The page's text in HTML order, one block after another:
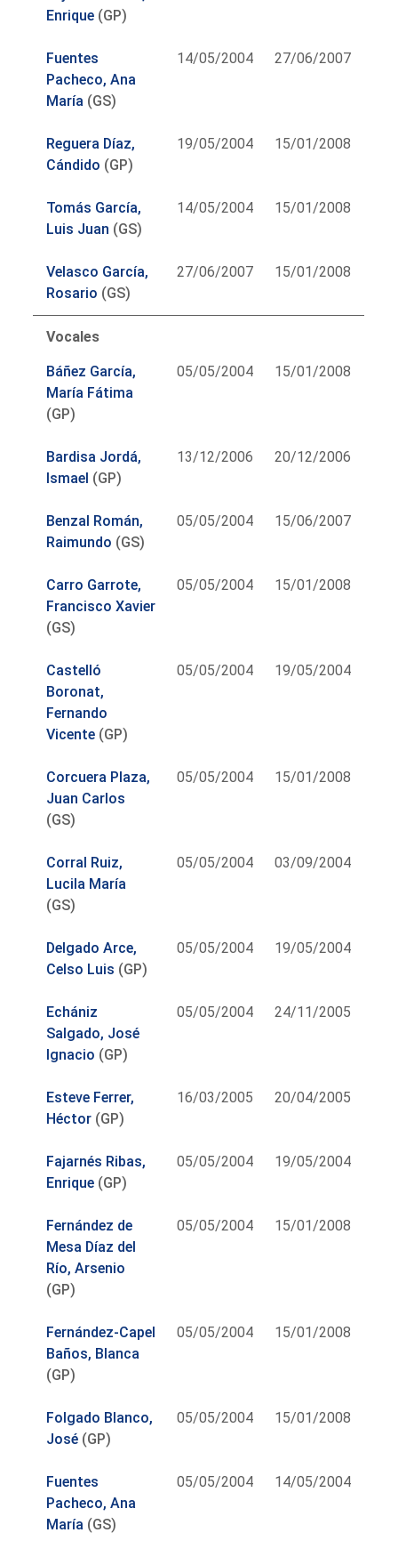
Enrique (GP)
Fuentes
Pacheco, Ana
María (GS)
14/05/2004 27/06/2007
Reguera Díaz,
Cándido (GP)
19/05/2004 15/01/2008
Tomás García,
Luis Juan (GS)
14/05/2004 15/01/2008
Velasco García,
Rosario (GS)
27/06/2007 15/01/2008
Vocales
Báñez García,
María Fátima
(GP)
05/05/2004 15/01/2008
Bardisa Jordá,
Ismael (GP)
13/12/2006 20/12/2006
Benzal Román,
Raimundo (GS)
05/05/2004 15/06/2007
Carro Garrote,
Francisco Xavier
(GS)
05/05/2004 15/01/2008
Castelló
Boronat,
Fernando
Vicente (GP)
05/05/2004 19/05/2004
Corcuera Plaza,
Juan Carlos
(GS)
05/05/2004 15/01/2008
Corral Ruiz,
Lucila María
(GS)
05/05/2004 03/09/2004
Delgado Arce,
Celso Luis (GP)
05/05/2004 19/05/2004
Echániz
Salgado, José
Ignacio (GP)
05/05/2004 24/11/2005
Esteve Ferrer,
Héctor (GP)
16/03/2005 20/04/2005
Fajarnés Ribas,
Enrique (GP)
05/05/2004 19/05/2004
Fernández de
Mesa Díaz del
Río, Arsenio
(GP)
05/05/2004 15/01/2008
Fernández-Capel
Baños, Blanca
(GP)
05/05/2004 15/01/2008
Folgado Blanco,
José (GP)
05/05/2004 15/01/2008
Fuentes
Pacheco, Ana
María (GS)
05/05/2004 14/05/2004